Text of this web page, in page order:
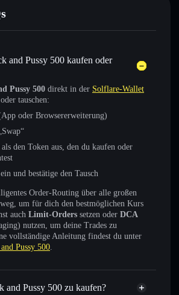
and Pussy 500 kaufen oder
Pussy 500 direkt in der Solflare-Wallet
tauschen:
oder Browsererweiterung)
als den Token aus, den du kaufen oder
und bestätige den Tausch
Order-Routing über alle großen
um für dich den bestmöglichen Kurs
auch Limit-Orders setzen oder DCA
nutzen, um deine Trades zu
vollständige Anleitung findest du unter
Pussy 500.
and Pussy 500 zu kaufen?